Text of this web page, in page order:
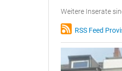
Weitere Inserate
RSS Feed